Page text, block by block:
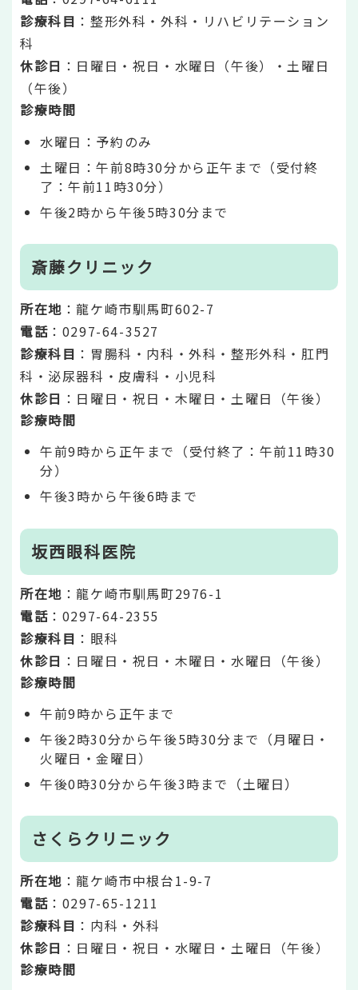
診療科目 ：整形外科・外科・リハビリテーション
科
休診日 ：日曜日・祝日・水曜日（午後）・土曜日
（午後）
診療時間
水曜日：予約のみ
土曜日：午前8時30分から正午まで（受付終
了：午前11時30分）
午後2時から午後5時30分まで
斎藤クリニック
所在地 ：龍ケ崎市馴馬町602-7
電話 ：0297-64-3527
診療科目 ：胃腸科・内科・外科・整形外科・肛門
科・泌尿器科・皮膚科・小児科
休診日 ：日曜日・祝日・木曜日・土曜日（午後）
診療時間
午前9時から正午まで（受付終了：午前11時30
分）
午後3時から午後6時まで
坂西眼科医院
所在地 ：龍ケ崎市馴馬町2976-1
電話 ：0297-64-2355
診療科目 ：眼科
休診日 ：日曜日・祝日・木曜日・水曜日（午後）
診療時間
午前9時から正午まで
午後2時30分から午後5時30分まで（月曜日・
火曜日・金曜日）
午後0時30分から午後3時まで（土曜日）
さくらクリニック
所在地 ：龍ケ崎市中根台1-9-7
電話 ：0297-65-1211
診療科目 ：内科・外科
休診日 ：日曜日・祝日・水曜日・土曜日（午後）
診療時間